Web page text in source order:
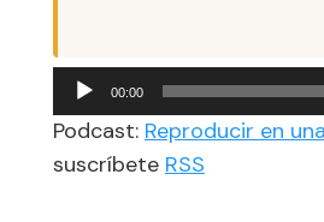
Reproductor
audio
00:00
Podcast: Reproducir en
suscríbete RSS